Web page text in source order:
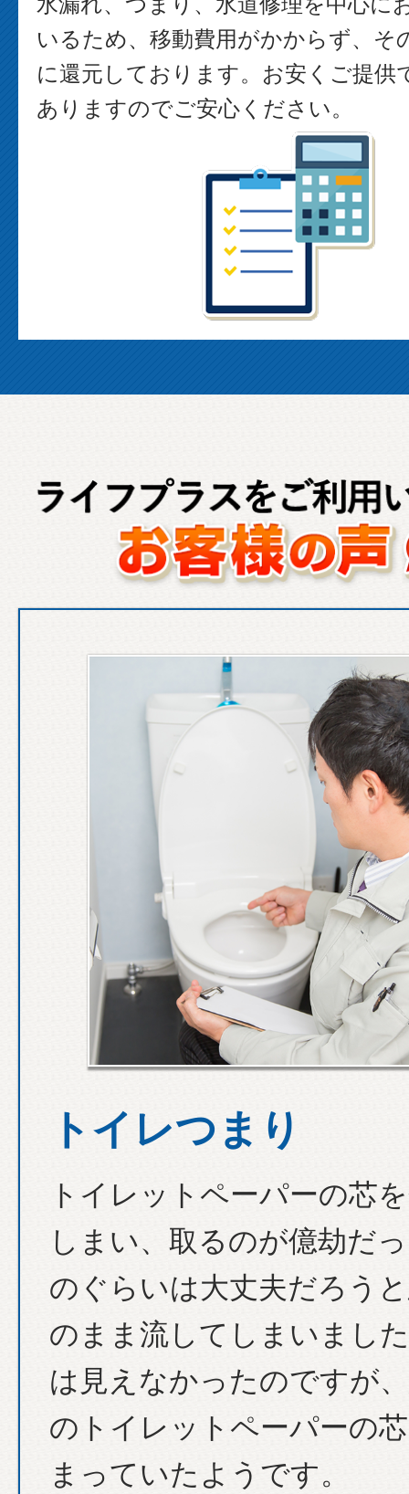
いるため、移動費用がかからず、そ
に還元しております。お安くご提供
ありますのでご安心ください。
トイレつまり
トイレットペーパーの芯
しまい、取るのが億劫だ
のぐらいは大丈夫だろう
のまま流してしまいまし
は見えなかったのですが
のトイレットペーパーの
まっていたようです。